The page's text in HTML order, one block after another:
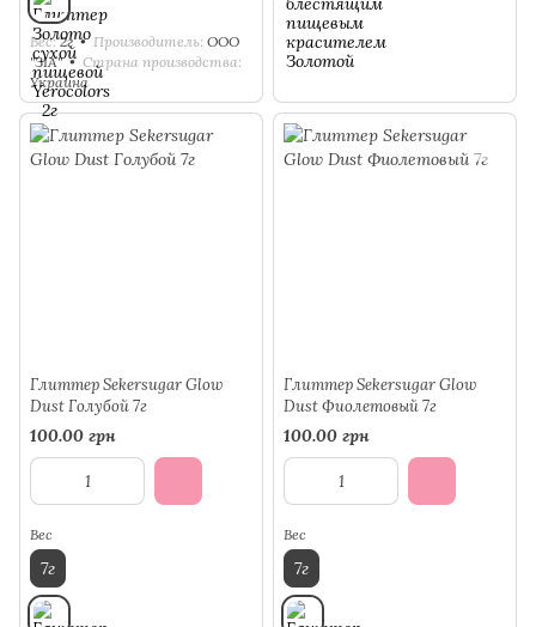
Вес 2г Производитель ООО
"ЗІА"
Страна производства
Украина
Глиттер Sekersugar Glow
Dust Голубой 7г
100.00 грн
Вес
7г
Глиттер Sekersugar Glow
Dust Фиолетовый 7г
100.00 грн
Вес
7г